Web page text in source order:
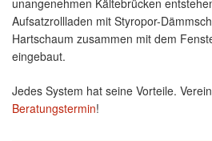
unangenehmen Kältebrücken
Aufsatzrollladen mit Styropor-
Hartschaum zusammen mit dem
eingebaut.
Jedes System hat seine Vorteile.
Beratungstermin!